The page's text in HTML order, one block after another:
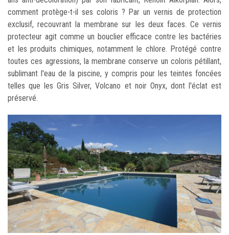
comment protège-t-il ses coloris ? Par un vernis de protection
exclusif, recouvrant la membrane sur les deux faces. Ce vernis
protecteur agit comme un bouclier efficace contre les bactéries
et les produits chimiques, notamment le chlore. Protégé contre
toutes ces agressions, la membrane conserve un coloris pétillant,
sublimant l'eau de la piscine, y compris pour les teintes foncées
telles que les Gris Silver, Volcano et noir Onyx, dont l'éclat est
préservé.